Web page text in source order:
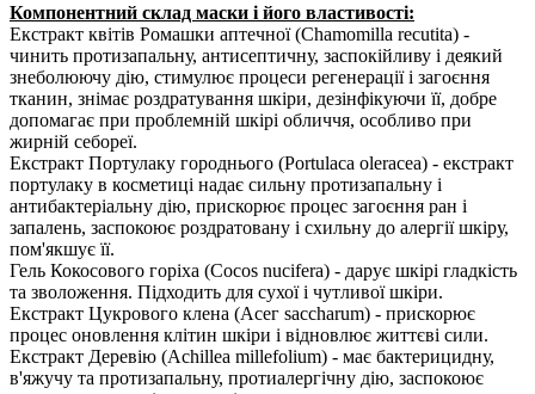
Компонентний склад маски і його властивості:
Екстракт квітів Ромашки аптечної (Сhamomilla recutita) -
чинить протизапальну, антисептичну, заспокійливу і деякий
знеболюючу дію, стимулює процеси регенерації і загоєння
тканин, знімає роздратування шкіри, дезінфікуючи її, добре
допомагає при проблемній шкірі обличчя, особливо при
жирній себореї.
Екстракт Портулаку городнього (Рortulaca oleracea) - екстракт
портулаку в косметиці надає сильну протизапальну і
антибактеріальну дію, прискорює процес загоєння ран і
запалень, заспокоює роздратовану і схильну до алергії шкіру,
пом'якшує її.
Гель Кокосового горіха (Cocos nucifera) - дарує шкірі гладкість
та зволоження. Підходить для сухої і чутливої шкіри.
Екстракт Цукрового клена (Асег saccharum) - прискорює
процес оновлення клітин шкіри і відновлює життєві сили.
Екстракт Деревію (Аchillea millefolium) - має бактерицидну,
в'яжучу та протизапальну, протиалергічну дію, заспокоює